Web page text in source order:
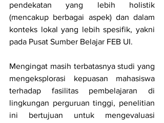
pendekatan yang lebih holistik
(mencakup berbagai aspek) dan dalam
konteks lokal yang lebih spesifik, yakni
pada Pusat Sumber Belajar FEB UI.
Mengingat masih terbatasnya studi yang
mengeksplorasi kepuasan mahasiswa
terhadap fasilitas pembelajaran di
lingkungan perguruan tinggi, penelitian
ini bertujuan untuk mengevaluasi